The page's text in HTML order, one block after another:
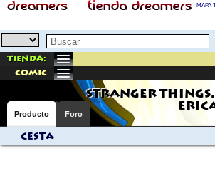
MAPA
Tienda:
comic
STRANGER
Producto Foro
Cesta